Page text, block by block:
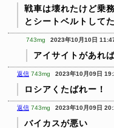
戦車は壊れたけど乗
とシートベルトして
743mg 2023年10月10日
アイサイトがあれ
返信 743mg 2023年10月09日
ロシアくたばれー！
返信 743mg 2023年10月09日
バイカスが悪い